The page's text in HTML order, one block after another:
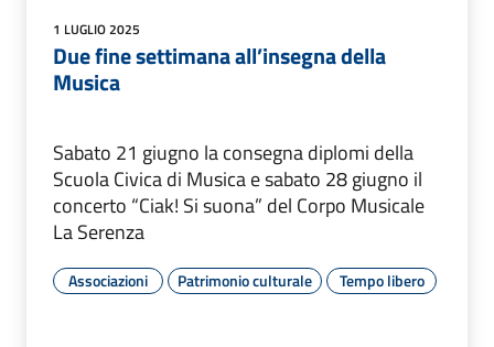
1 LUGLIO 2025
Due fine settimana all’insegna della
Musica
Sabato 21 giugno la consegna diplomi della
Scuola Civica di Musica e sabato 28 giugno il
concerto “Ciak! Si suona” del Corpo Musicale
La Serenza
Associazioni Patrimonio culturale Tempo libero